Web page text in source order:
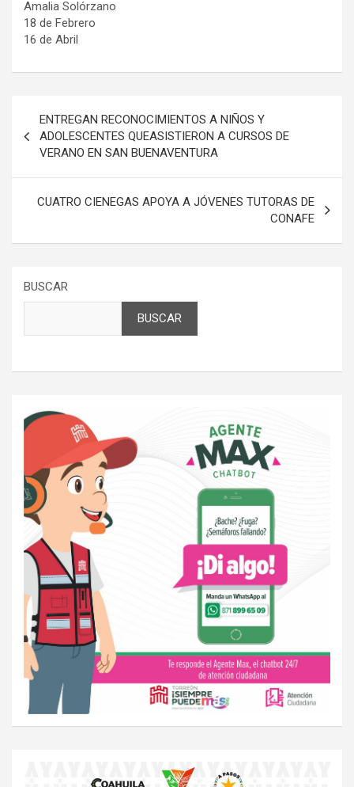
Amalia Solórzano
18 de Febrero
16 de Abril
de
entradas
ENTREGAN RECONOCIMIENTOS A NIÑOS Y
ADOLESCENTES QUEASISTIERON A CURSOS DE
VERANO EN SAN BUENAVENTURA
CUATRO CIENEGAS APOYA A JÓVENES TUTORAS DE
CONAFE
BUSCAR
BUSCAR